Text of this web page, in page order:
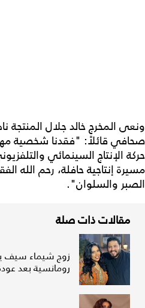
ونعى المخرج خالد جلال
صحافي قائلاً: "فقدنا شخصية
حركة الإنتاج السينمائي
مسيرة إنتاجية حافلة، رحم الله
الصبر والسلوان".
مقالات ذات صلة
زوج شيماء سيف
رومانسية بعد